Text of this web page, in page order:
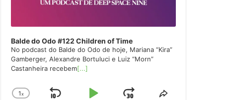
Balde do Odo #122 Children of Time
No podcast do Balde do Odo de hoje, Mariana “Kira”
Gamberger, Alexandre Bortuluci e Luiz “Morn”
Castanheira recebem[...]
Change
1x
Share